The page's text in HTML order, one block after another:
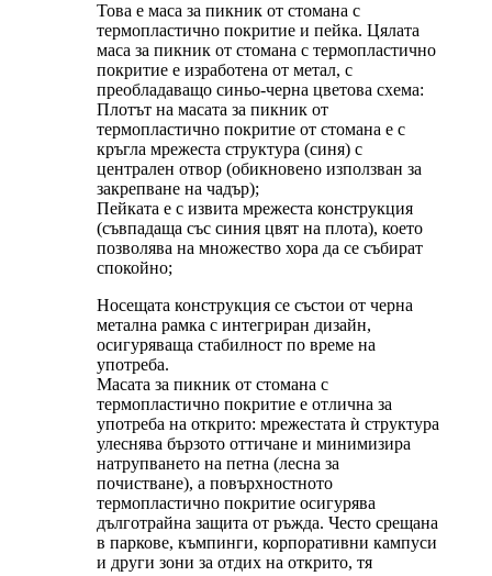
Това е маса за пикник от стомана с
термопластично покритие и пейка. Цялата
маса за пикник от стомана с термопластично
покритие е изработена от метал, с
преобладаващо синьо-черна цветова схема:
Плотът на масата за пикник от
термопластично покритие от стомана е с
кръгла мрежеста структура (синя) с
централен отвор (обикновено използван за
закрепване на чадър);
Пейката е с извита мрежеста конструкция
(съвпадаща със синия цвят на плота), което
позволява на множество хора да се събират
спокойно;
Носещата конструкция се състои от черна
метална рамка с интегриран дизайн,
осигуряваща стабилност по време на
употреба.
Масата за пикник от стомана с
термопластично покритие е отлична за
употреба на открито: мрежестата ѝ структура
улеснява бързото оттичане и минимизира
натрупването на петна (лесна за
почистване), а повърхностното
термопластично покритие осигурява
дълготрайна защита от ръжда. Често срещана
в паркове, къмпинги, корпоративни кампуси
и други зони за отдих на открито, тя